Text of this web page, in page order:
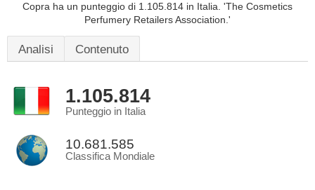
Copra ha un punteggio di 1.105.814 in Italia. 'The Cosmetics
Perfumery Retailers Association.'
Analisi Contenuto
1.105.814
Punteggio in Italia
10.681.585
Classifica Mondiale